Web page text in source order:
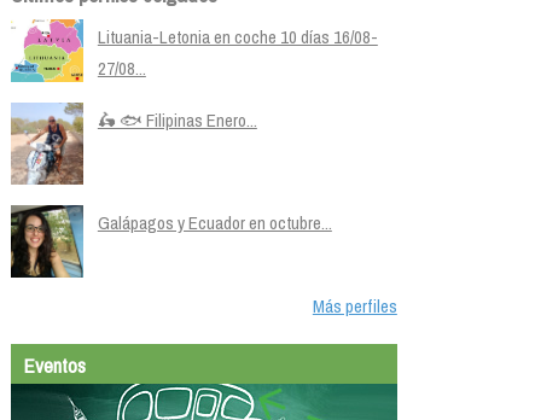
Lituania-Letonia en coche 10 días 16/08-
27/08...
🛵 🐟 Filipinas Enero...
Galápagos y Ecuador en octubre...
Más perfiles
Eventos